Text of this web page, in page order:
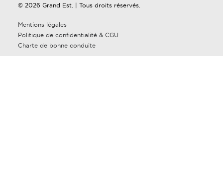
© 2026 Grand Est. | Tous droits réservés.
Mentions légales
Politique de confidentialité & CGU
Charte de bonne conduite